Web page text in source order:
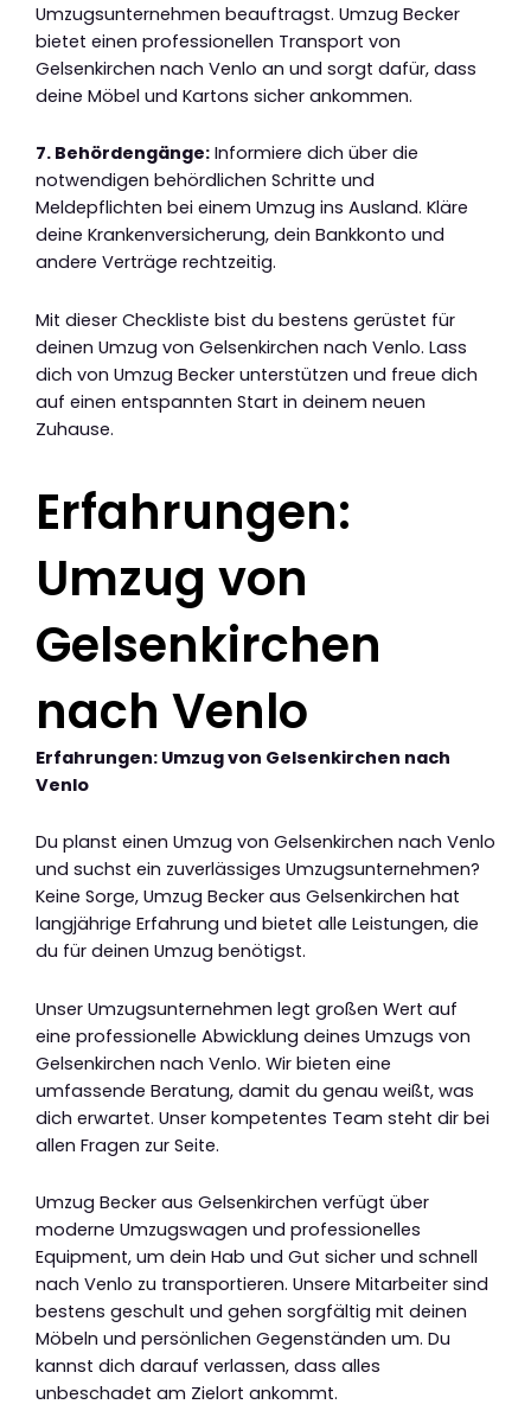
Umzugsunternehmen beauftragst. Umzug Becker
bietet einen professionellen Transport von
Gelsenkirchen nach Venlo an und sorgt dafür, dass
deine Möbel und Kartons sicher ankommen.
7. Behördengänge: Informiere dich über die
notwendigen behördlichen Schritte und
Meldepflichten bei einem Umzug ins Ausland. Kläre
deine Krankenversicherung, dein Bankkonto und
andere Verträge rechtzeitig.
Mit dieser Checkliste bist du bestens gerüstet für
deinen Umzug von Gelsenkirchen nach Venlo. Lass
dich von Umzug Becker unterstützen und freue dich
auf einen entspannten Start in deinem neuen
Zuhause.
Erfahrungen:
Umzug von
Gelsenkirchen
nach Venlo
Erfahrungen: Umzug von Gelsenkirchen nach
Venlo
Du planst einen Umzug von Gelsenkirchen nach Venlo
und suchst ein zuverlässiges Umzugsunternehmen?
Keine Sorge, Umzug Becker aus Gelsenkirchen hat
langjährige Erfahrung und bietet alle Leistungen, die
du für deinen Umzug benötigst.
Unser Umzugsunternehmen legt großen Wert auf
eine professionelle Abwicklung deines Umzugs von
Gelsenkirchen nach Venlo. Wir bieten eine
umfassende Beratung, damit du genau weißt, was
dich erwartet. Unser kompetentes Team steht dir bei
allen Fragen zur Seite.
Umzug Becker aus Gelsenkirchen verfügt über
moderne Umzugswagen und professionelles
Equipment, um dein Hab und Gut sicher und schnell
nach Venlo zu transportieren. Unsere Mitarbeiter sind
bestens geschult und gehen sorgfältig mit deinen
Möbeln und persönlichen Gegenständen um. Du
kannst dich darauf verlassen, dass alles
unbeschadet am Zielort ankommt.